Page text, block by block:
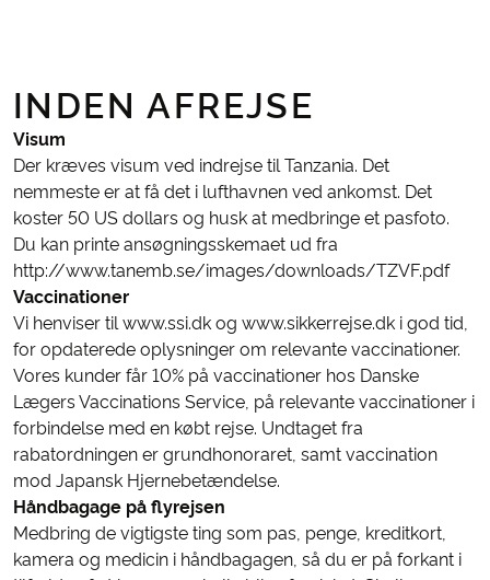
INDEN AFREJSE
Visum
Der kræves visum ved indrejse til Tanzania. Det
nemmeste er at få det i lufthavnen ved ankomst. Det
koster 50 US dollars og husk at medbringe et pasfoto.
Du kan printe ansøgningsskemaet ud fra
http://www.tanemb.se/images/downloads/TZVF.pdf
Vaccinationer
Vi henviser til www.ssi.dk og www.sikkerrejse.dk i god tid,
for opdaterede oplysninger om relevante vaccinationer.
Vores kunder får 10% på vaccinationer hos Danske
Lægers Vaccinations Service, på relevante vaccinationer i
forbindelse med en købt rejse. Undtaget fra
rabatordningen er grundhonoraret, samt vaccination
mod Japansk Hjernebetændelse.
Håndbagage på flyrejsen
Medbring de vigtigste ting som pas, penge, kreditkort,
kamera og medicin i håndbagagen, så du er på forkant i